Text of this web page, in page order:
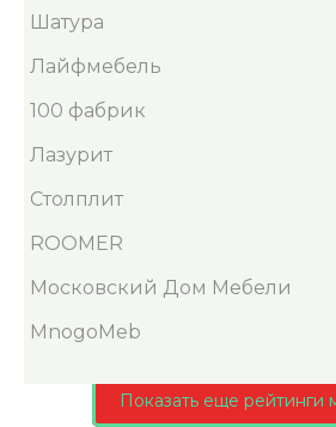
Шатура
Лайфмебель
100 фабрик
Лазурит
Столплит
ROOMER
Московский Дом Мебели
MnogoMeb
Показать еще рейтинги